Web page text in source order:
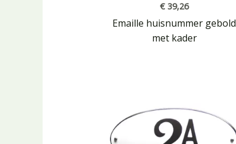
€ 39,26
Emaille huisnummer gebold
met kader